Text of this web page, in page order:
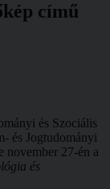
című
és Szociális
és Jogtudományi
november 27-én a
és